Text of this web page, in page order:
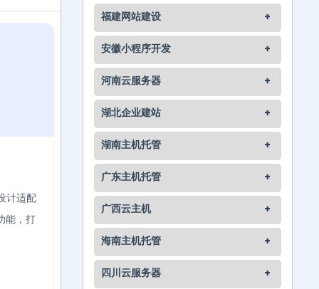
计适配
能，打
福建网站建设 +
安徽小程序开发 +
河南云服务器 +
湖北企业建站 +
湖南主机托管 +
广东主机托管 +
广西云主机 +
海南主机托管 +
四川云服务器 +